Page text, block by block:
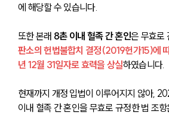
에 해당할 수 있습니다.
또한 본래 8촌 이내 혈족 간 혼인은 무효로
판소의 헌법불합치 결정(2019헌가15)에
년 12월 31일자로 효력을 상실하였습니다.
현재까지 개정 입법이 이루어지지 않아,
이내 혈족 간 혼인을 무효로 규정한 법 조